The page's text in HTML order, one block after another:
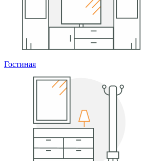
Гостиная